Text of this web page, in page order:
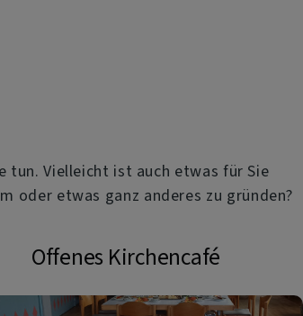
tun. Vielleicht ist auch etwas für Sie
oder etwas ganz anderes zu gründen?
Offenes Kirchencafé